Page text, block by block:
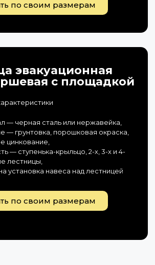
по своим размерам
эвакуационная
с площадкой
— черная сталь или нержавейка,
— грунтовка, порошковая окраска,
цинкование,
— ступенька-крыльцо, 2-х, 3-х и 4-
лестницы,
установка навеса над лестницей
по своим размерам